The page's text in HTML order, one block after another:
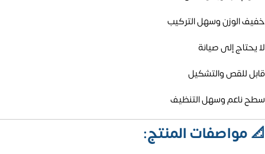
خفيف الوزن وسهل التركيب
لا يحتاج إلى صيانة
قابل للقص والتشكيل
سطح ناعم وسهل التنظيف
📐مواصفات المنتج: